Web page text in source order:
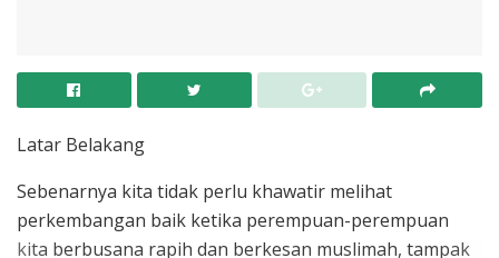
Latar Belakang
Sebenarnya kita tidak perlu khawatir melihat
perkembangan baik ketika perempuan-perempuan
kita berbusana rapih dan berkesan muslimah, tampak